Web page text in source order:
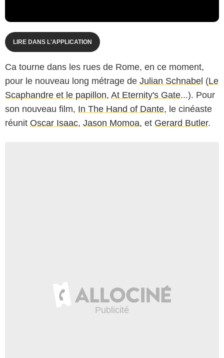
LIRE DANS L'APPLICATION
Ca tourne dans les rues de Rome, en ce moment,
pour le nouveau long métrage de Julian Schnabel (Le
Scaphandre et le papillon, At Eternity's Gate...). Pour
son nouveau film, In The Hand of Dante, le cinéaste
réunit Oscar Isaac, Jason Momoa, et Gerard Butler.